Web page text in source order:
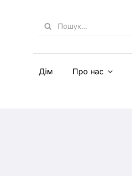
Search
for:
Дім Про нас